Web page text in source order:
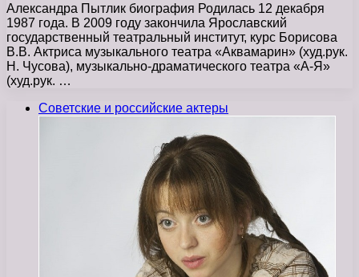
Александра Пытлик биография Родилась 12 декабря
1987 года. В 2009 году закончила Ярославский
государственный театральный институт, курс Борисова
В.В. Актриса музыкального театра «Аквамарин» (худ.рук.
Н. Чусова), музыкально-драматического театра «А-Я»
(худ.рук. …
Советские и российские актеры